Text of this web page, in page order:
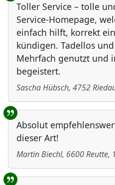
Toller Service – tolle
Service-Homepage,
einfach hilft, korrekt
kündigen. Tadellos
Mehrfach genutzt und
begeistert.
Sascha Hübsch, 4752
Absolut
dieser Art!
Martin Biechl, 6600Reutte,